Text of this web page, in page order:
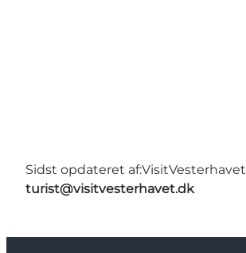
Sidst opdateret af:VisitVesterhavet
turist@visitvesterhavet.dk